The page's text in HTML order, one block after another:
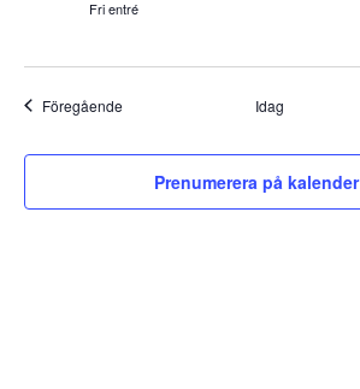
Fri entré
FöregåendeEvenemang Idag
Prenumerera på kalender